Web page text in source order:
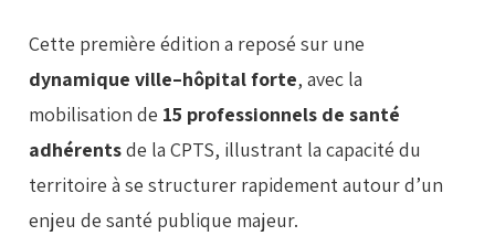
Cette première édition a reposé sur une
dynamique ville–hôpital forte, avec la
mobilisation de 15 professionnels de santé
adhérentsde la CPTS, illustrant la capacité du
territoire à se structurer rapidement autour d’un
enjeu de santé publique majeur.